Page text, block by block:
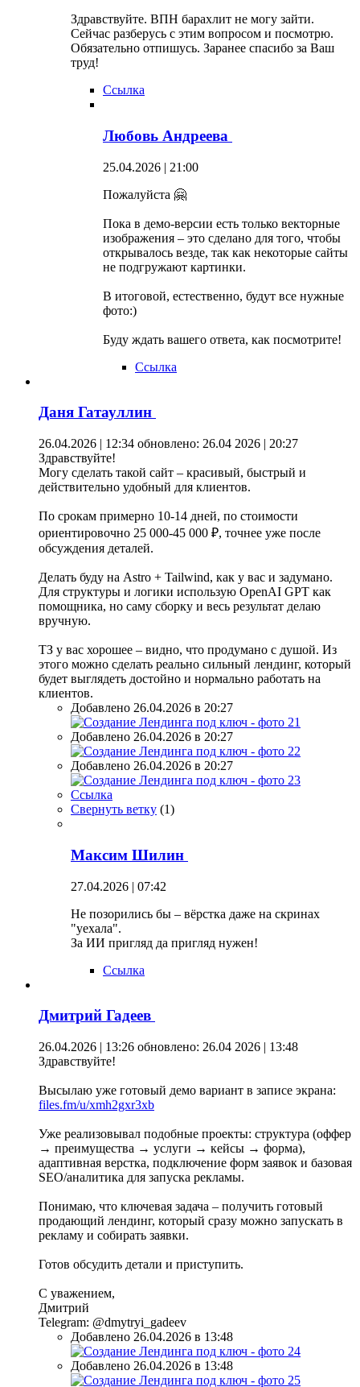
Здравствуйте. ВПН барахлит не могу зайти.
Сейчас разберусь с этим вопросом и посмотрю.
Обязательно отпишусь. Заранее спасибо за Ваш
труд!
Ссылка
Любовь Андреева
25.04.2026 | 21:00
Пожалуйста 🤗
Пока в демо-версии есть только векторные
изображения – это сделано для того, чтобы
открывалось везде, так как некоторые сайты
не подгружают картинки.
В итоговой, естественно, будут все нужные
фото:)
Буду ждать вашего ответа, как посмотрите!
Ссылка
Даня Гатауллин
26.04.2026 | 12:34 обновлено: 26.04 2026 | 20:27
Здравствуйте!
Могу сделать такой сайт – красивый, быстрый и
действительно удобный для клиентов.
По срокам примерно 10-14 дней, по стоимости
ориентировочно 25 000-45 000 ₽, точнее уже после
обсуждения деталей.
Делать буду на Astro + Tailwind, как у вас и задумано.
Для структуры и логики использую OpenAI GPT как
помощника, но саму сборку и весь результат делаю
вручную.
ТЗ у вас хорошее – видно, что продумано с душой. Из
этого можно сделать реально сильный лендинг, который
будет выглядеть достойно и нормально работать на
клиентов.
Добавлено 26.04.2026 в 20:27
Добавлено 26.04.2026 в 20:27
Добавлено 26.04.2026 в 20:27
Ссылка
Свернуть ветку (1)
Максим Шилин
27.04.2026 | 07:42
Не позорились бы – вёрстка даже на скринах
"уехала".
За ИИ пригляд да пригляд нужен!
Ссылка
Дмитрий Гадеев
26.04.2026 | 13:26 обновлено: 26.04 2026 | 13:48
Здравствуйте!
Высылаю уже готовый демо вариант в записе экрана:
files.fm/u/xmh2gxr3xb
Уже реализовывал подобные проекты: структура (оффер
→ преимущества → услуги → кейсы → форма),
адаптивная верстка, подключение форм заявок и базовая
SEO/аналитика для запуска рекламы.
Понимаю, что ключевая задача – получить готовый
продающий лендинг, который сразу можно запускать в
рекламу и собирать заявки.
Готов обсудить детали и приступить.
С уважением,
Дмитрий
Telegram: @dmytryi_gadeev
Добавлено 26.04.2026 в 13:48
Добавлено 26.04.2026 в 13:48